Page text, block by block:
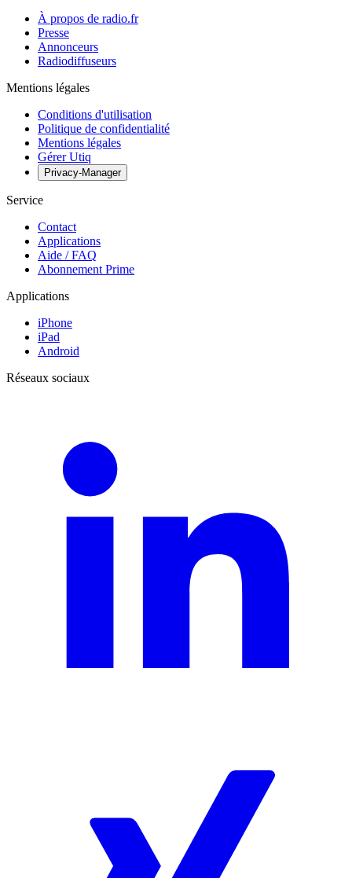
À propos de radio.fr
Presse
Annonceurs
Radiodiffuseurs
Mentions légales
Conditions d'utilisation
Politique de confidentialité
Mentions légales
Gérer Utiq
Privacy-Manager
Service
Contact
Applications
Aide / FAQ
Abonnement Prime
Applications
iPhone
iPad
Android
Réseaux sociaux